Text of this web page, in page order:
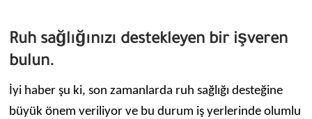
Ruh sağlığınızı destekleyen bir işveren
bulun.
İyi haber şu ki, son zamanlarda ruh sağlığı desteğine
büyük önem veriliyor ve bu durum iş yerlerinde olumlu